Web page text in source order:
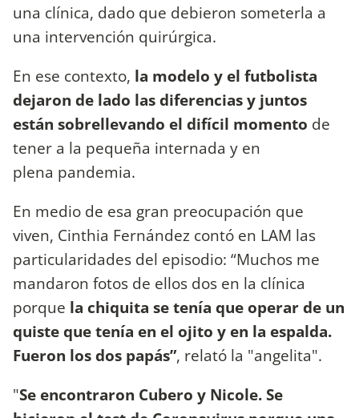
una clínica, dado que debieron someterla a
una intervención quirúrgica.
En ese contexto, la modelo y el futbolista
dejaron de lado las diferencias y juntos
están sobrellevando el difícil momento de
tener a la pequeña internada y en
plena pandemia.
En medio de esa gran preocupación que
viven, Cinthia Fernández contó en LAM las
particularidades del episodio: “Muchos me
mandaron fotos de ellos dos en la clínica
porque la chiquita se tenía que operar de un
quiste que tenía en el ojito y en la espalda.
Fueron los dos papás”, relató la "angelita".
"Se encontraron Cubero y Nicole. Se